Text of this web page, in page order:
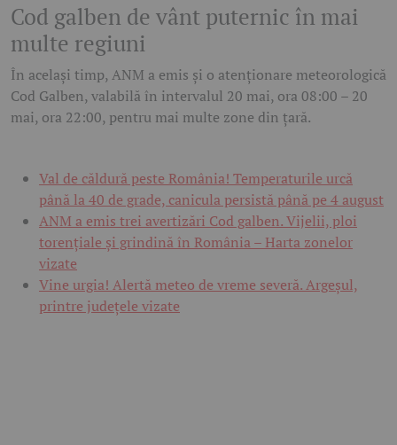
Cod galben de vânt puternic în mai
multe regiuni
În același timp, ANM a emis și o atenționare meteorologică
Cod Galben, valabilă în intervalul 20 mai, ora 08:00 – 20
mai, ora 22:00, pentru mai multe zone din țară.
Val de căldură peste România! Temperaturile urcă
până la 40 de grade, canicula persistă până pe 4 august
ANM a emis trei avertizări Cod galben. Vijelii, ploi
torențiale și grindină în România – Harta zonelor
vizate
Vine urgia! Alertă meteo de vreme severă. Argeșul,
printre județele vizate